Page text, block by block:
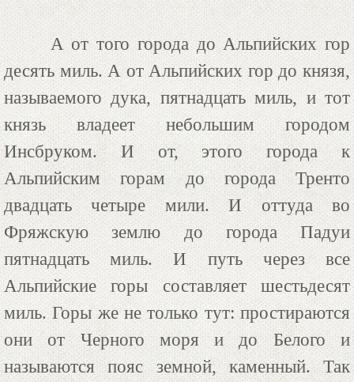
А от того города до Альпийских гор
десять миль. А от Альпийских гор до князя,
называемого дука, пятнадцать миль, и тот
князь владеет небольшим городом
Инсбруком. И от, этого города к
Альпийским горам до города Тренто
двадцать четыре мили. И оттуда во
Фряжскую землю до города Падуи
пятнадцать миль. И путь через все
Альпийские горы составляет шестьдесят
миль. Горы же не только тут: простираются
они от Черного моря и до Белого и
называются пояс земной, каменный. Так